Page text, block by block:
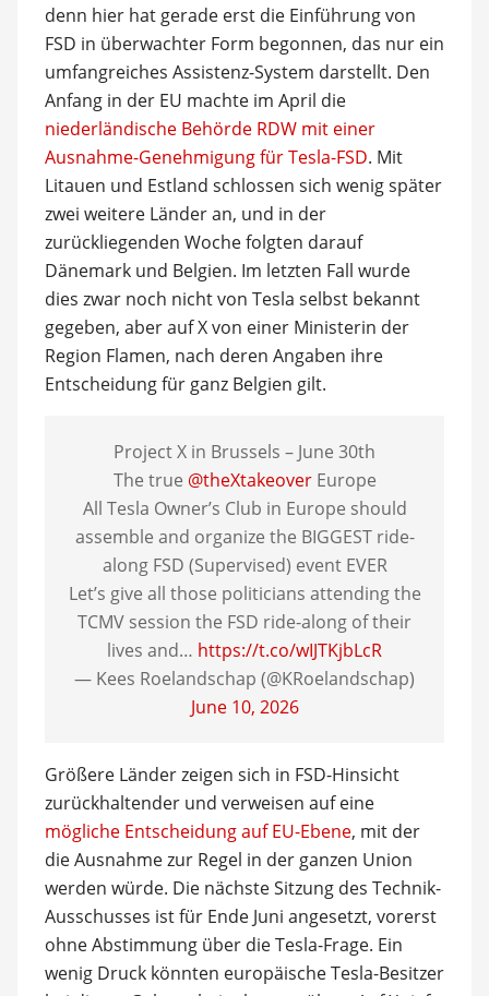
denn hier hat gerade erst die Einführung von
FSD in überwachter Form begonnen, das nur ein
umfangreiches Assistenz-System darstellt. Den
Anfang in der EU machte im April die
niederländische Behörde RDW mit einer
Ausnahme-Genehmigung für Tesla-FSD. Mit
Litauen und Estland schlossen sich wenig später
zwei weitere Länder an, und in der
zurückliegenden Woche folgten darauf
Dänemark und Belgien. Im letzten Fall wurde
dies zwar noch nicht von Tesla selbst bekannt
gegeben, aber auf X von einer Ministerin der
Region Flamen, nach deren Angaben ihre
Entscheidung für ganz Belgien gilt.
Project X in Brussels – June 30th
The true @theXtakeoverEurope
All Tesla Owner’s Club in Europe should
assemble and organize the BIGGEST ride-
along FSD (Supervised) event EVER
Let’s give all those politicians attending the
TCMV session the FSD ride-along of their
lives and… https://t.co/wIJTKjbLcR
— Kees Roelandschap (@KRoelandschap)
June 10, 2026
Größere Länder zeigen sich in FSD-Hinsicht
zurückhaltender und verweisen auf eine
mögliche Entscheidung auf EU-Ebene, mit der
die Ausnahme zur Regel in der ganzen Union
werden würde. Die nächste Sitzung des Technik-
Ausschusses ist für Ende Juni angesetzt, vorerst
ohne Abstimmung über die Tesla-Frage. Ein
wenig Druck könnten europäische Tesla-Besitzer